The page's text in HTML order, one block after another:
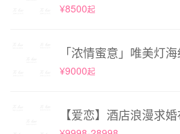
¥8500起
「浓情蜜意」唯美灯
¥9000起
【爱恋】酒店浪漫求